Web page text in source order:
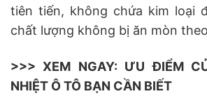
tiên tiến, không chứa kim loại
chất lượng không bị ăn mòn
>>> XEM NGAY: ƯU ĐIỂM
NHIỆT Ô TÔ BẠN CẦN BIẾT